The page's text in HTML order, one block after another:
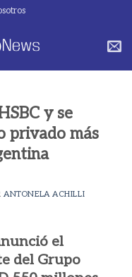
y se
privado más
ANTONELA ACHILLI
el
del Grupo